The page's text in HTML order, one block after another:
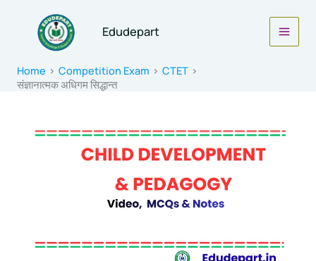
content
Edudepart
Home Competition Exam
CTET
संज्ञानात्मक अधिगम सिद्धान्त